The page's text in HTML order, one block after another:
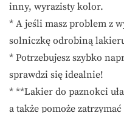
inny, wyrazisty kolor.
* A jeśli masz problem z
solniczkę odrobiną
* Potrzebujesz szybko
sprawdzi się idealnie!
* **Lakier do paznokci
a także pomoże